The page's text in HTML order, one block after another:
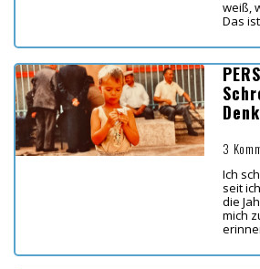
weiß,
Das
3
Ich
seit
die
mich